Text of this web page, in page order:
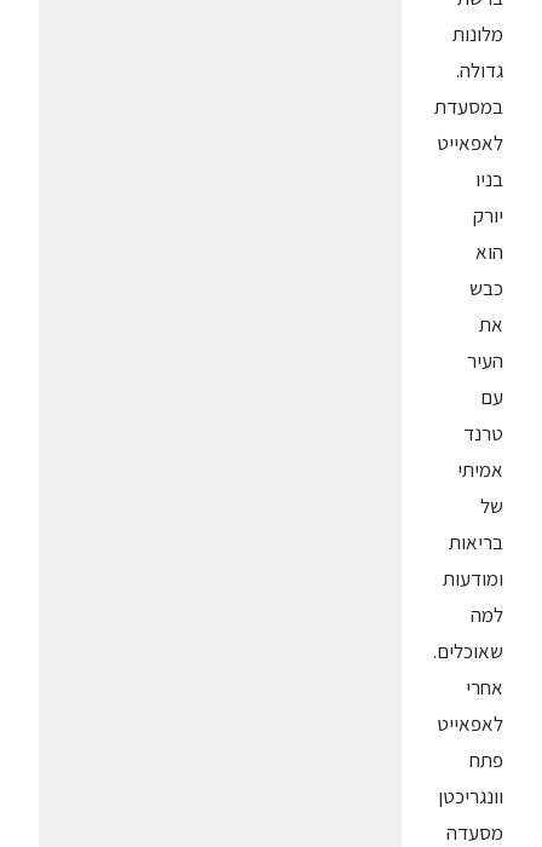
מלונות
גדולה.
במסעדת
לאפאייט
בניו
יורק
הוא
כבש
את
העיר
עם
טרנד
אמיתי
של
בריאות
ומודעות
למה
שאוכלים.
אחרי
לאפאייט
פתח
וונגריכטן
מסעדה